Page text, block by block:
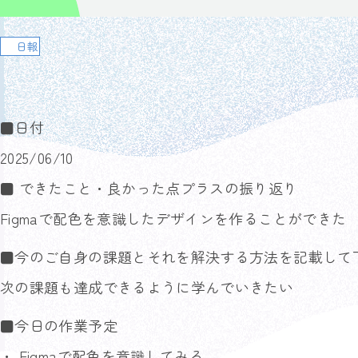
日報
■日付
2025/06/10
■ できたこと・良かった点プラスの振り返り
Figmaで配色を意識したデザインを作ることができた
■今のご自身の課題とそれを解決する方法を記載して
次の課題も達成できるように学んでいきたい
■今日の作業予定